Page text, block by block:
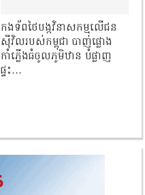
កងទ័ពថៃបង្កវិនាសកម្មលើជន
ស៊ីវិលរបស់កម្ពុជា បាញ់ផ្លោង
កាំភ្លើងធំចូលភូមិឋាន បំផ្លាញ
ផ្ទះ…